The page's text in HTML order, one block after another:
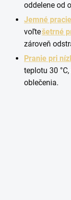
oddelene od
Jemné
voľtešetrné
zároveň
Pranie pri
teplotu 30
oblečenia.